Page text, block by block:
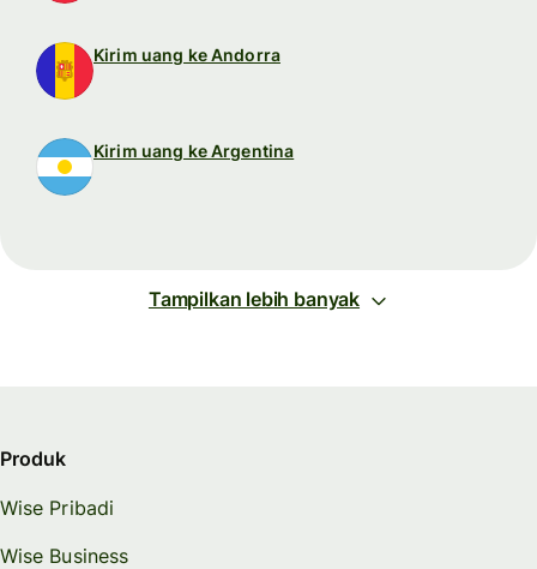
Kirim uang ke Andorra
Kirim uang ke Argentina
Tampilkan lebih banyak
Produk
Wise Pribadi
Wise Business